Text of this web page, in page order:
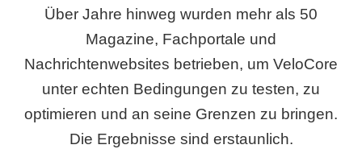
Über Jahre hinweg wurden mehr als 50
Magazine, Fachportale und
Nachrichtenwebsites betrieben, um VeloCore
unter echten Bedingungen zu testen, zu
optimieren und an seine Grenzen zu bringen.
Die Ergebnisse sind erstaunlich.